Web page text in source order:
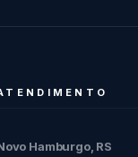
Hamburgo, RS